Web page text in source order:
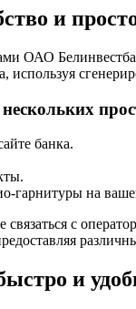
и
ОАО
используя
банка.
гарнитуры на
с
и